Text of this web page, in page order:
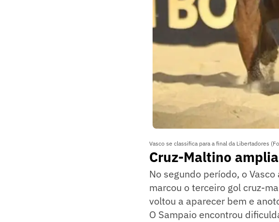
Vasco se classifica para a final da Libertadores
Cruz-Maltino
No segundo período, o
marcou o terceiro gol cruz-
voltou a aparecer bem e
O Sampaio encontrou